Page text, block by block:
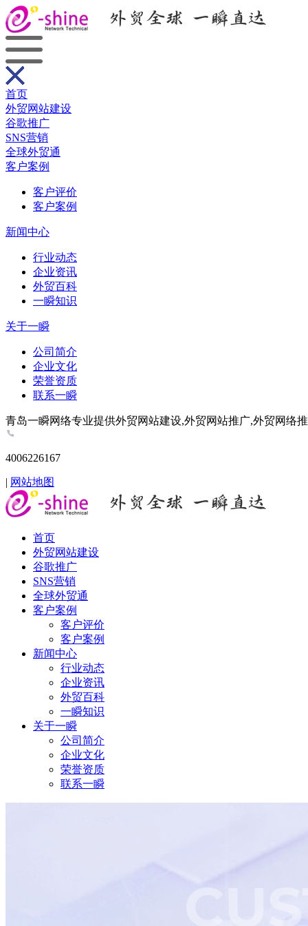
首页
外贸网站建设
谷歌推广
SNS营销
全球外贸通
客户案例
客户评价
客户案例
新闻中心
行业动态
企业资讯
外贸百科
一瞬知识
关于一瞬
公司简介
企业文化
荣誉资质
联系一瞬
青岛一瞬网络专业提供外贸网站建设,外贸网站推广,外贸网络
4006226167
| 网站地图
首页
外贸网站建设
谷歌推广
SNS营销
全球外贸通
客户案例
客户评价
客户案例
新闻中心
行业动态
企业资讯
外贸百科
一瞬知识
关于一瞬
公司简介
企业文化
荣誉资质
联系一瞬